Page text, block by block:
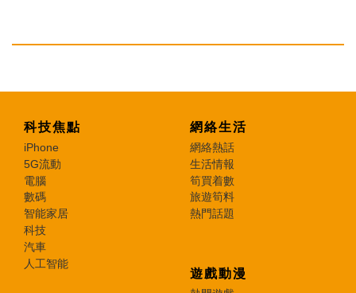
科技焦點
iPhone
5G流動
電腦
數碼
智能家居
科技
汽車
人工智能
網絡生活
網絡熱話
生活情報
筍買着數
旅遊筍料
熱門話題
遊戲動漫